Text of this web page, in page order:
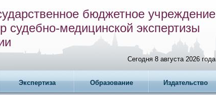
бюджетное учреждение
судебно-медицинской экспертизы
Сегодня 8 августа 2026 года
Экспертиза Образование Издательство